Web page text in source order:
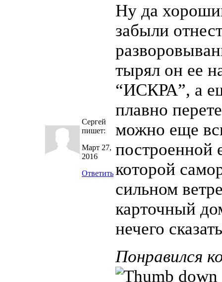
Сергей
пишет:
Март 27,
2016
Ответить
Ну да
забыли
тырял он ее
“ИСКРА”, а
плавно
можно еще
построенной
которой
сильном
карточный
нечего
Понравился